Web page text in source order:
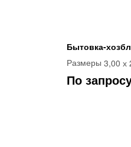
Бытовка-
Размеры 3,00 х
По